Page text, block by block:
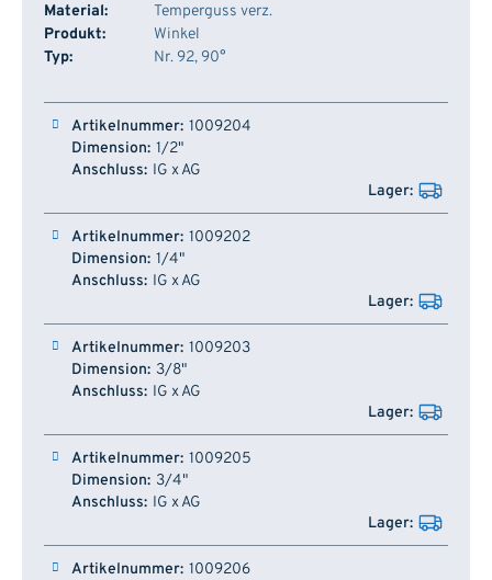
Material:
Temperguss verz.
Produkt:
Winkel
Typ:
Nr. 92, 90°
Artikelnummer Dimension
1009204
1/2"
IG x AG
1009202
1/4"
IG x AG
1009203
3/8"
IG x AG
1009205
3/4"
IG x AG
1009206